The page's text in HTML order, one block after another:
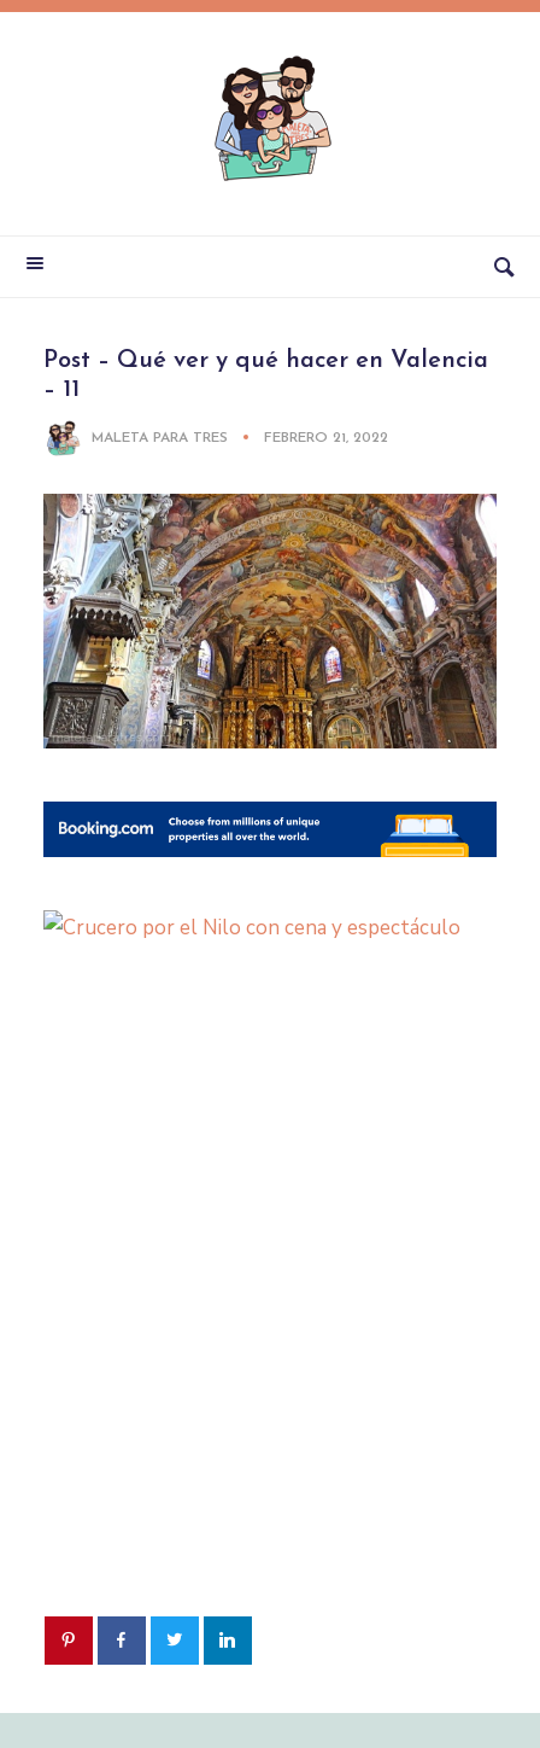
Post – Qué ver y qué hacer en Valencia
– 11
MALETA PARA TRES FEBRERO 21, 2022